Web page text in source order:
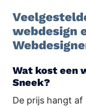
webdesign
Wat kost een
Sneek?
De prijs hangt af